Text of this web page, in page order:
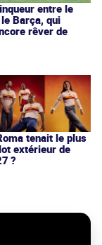
entre le
Barça, qui
rêver de
tenait le plus
extérieur de
?